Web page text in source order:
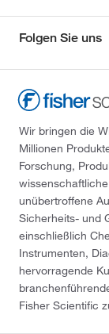
Folgen Sie uns
Wir bringen die
Millionen
Forschung,
unübertroffene
Sicherheits- und
einschließlich
Instrumenten,
hervorragende
Fisher Scientific